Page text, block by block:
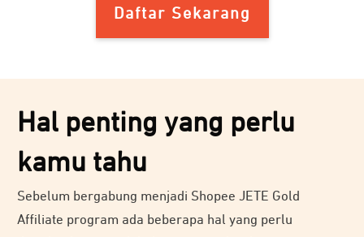
Daftar Sekarang
Hal penting yang perlu
kamu tahu
Sebelum bergabung menjadi Shopee JETE Gold
Affiliate program ada beberapa hal yang perlu